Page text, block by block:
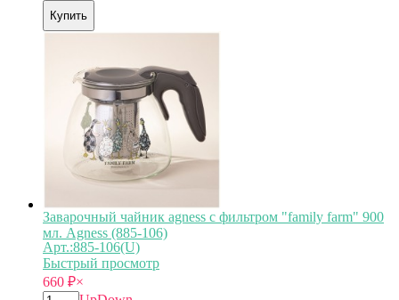
Купить
Заварочный чайник agness с фильтром "family farm" 900
мл. Agness (885-106)
Арт.:885-106(U)
Быстрый просмотр
660 ₽×